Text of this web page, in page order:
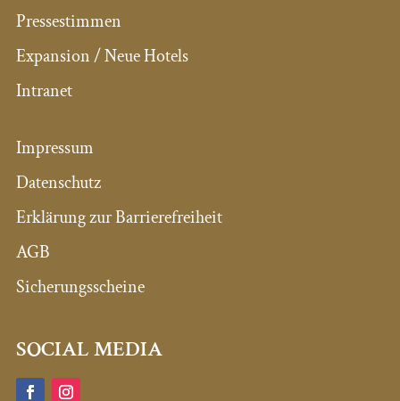
Pressestimmen
Expansion / Neue Hotels
Intranet
Impressum
Datenschutz
Erklärung zur Barrierefreiheit
AGB
Sicherungsscheine
SOCIAL MEDIA